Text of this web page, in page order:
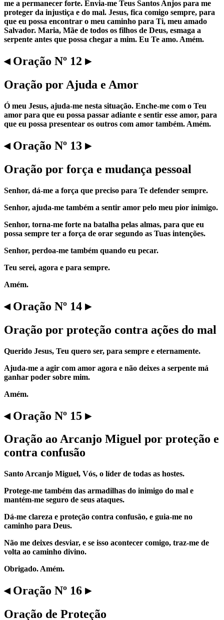
me a permanecer forte. Envia-me Teus Santos Anjos para me
proteger da injustiça e do mal. Jesus, fica comigo sempre, para
que eu possa encontrar o meu caminho para Ti, meu amado
Salvador. Maria, Mãe de todos os filhos de Deus, esmaga a
serpente antes que possa chegar a mim. Eu Te amo. Amém.
◂ Oração Nº 12 ▸
Oração por Ajuda e Amor
Ó meu Jesus, ajuda-me nesta situação. Enche-me com o Teu
amor para que eu possa passar adiante e sentir esse amor, para
que eu possa presentear os outros com amor também. Amém.
◂ Oração Nº 13 ▸
Oração por força e mudança pessoal
Senhor, dá-me a força que preciso para Te defender sempre.
Senhor, ajuda-me também a sentir amor pelo meu pior inimigo.
Senhor, torna-me forte na batalha pelas almas, para que eu
possa sempre ter a força de orar segundo as Tuas intenções.
Senhor, perdoa-me também quando eu pecar.
Teu serei, agora e para sempre.
Amém.
◂ Oração Nº 14 ▸
Oração por proteção contra ações do mal
Querido Jesus, Teu quero ser, para sempre e eternamente.
Ajuda-me a agir com amor agora e não deixes a serpente má
ganhar poder sobre mim.
Amém.
◂ Oração Nº 15 ▸
Oração ao Arcanjo Miguel por proteção e
contra confusão
Santo Arcanjo Miguel, Vós, o líder de todas as hostes.
Protege-me também das armadilhas do inimigo do mal e
mantém-me seguro de seus ataques.
Dá-me clareza e proteção contra confusão, e guia-me no
caminho para Deus.
Não me deixes desviar, e se isso acontecer comigo, traz-me de
volta ao caminho divino.
Obrigado. Amém.
◂ Oração Nº 16 ▸
Oração de Proteção